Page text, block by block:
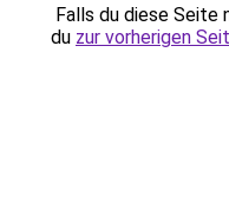
Falls du diese Seite
du zur vorherigen